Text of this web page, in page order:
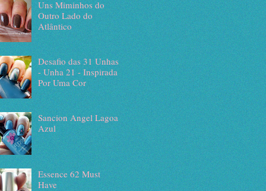
Uns Miminhos do
Outro Lado do
Atlântico
Desafio das 31 Unhas
- Unha 21 - Inspirada
Por Uma Cor
Sancion Angel Lagoa
Azul
Essence 62 Must
Have